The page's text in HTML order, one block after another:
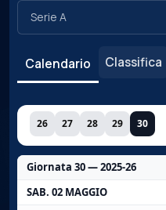
Calendario Classifica
26 27 28 29 30
Giornata 30 — 2025-26
SAB. 02 MAGGIO